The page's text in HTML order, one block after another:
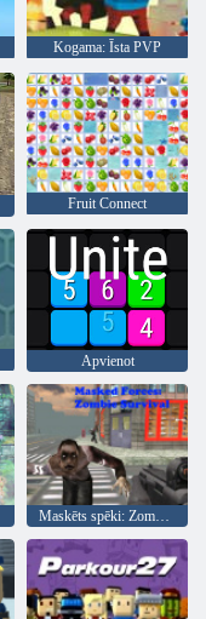
Kogama: Īsta PVP
Fruit Connect
Apvienot
Maskēts spēki: Zombie Survival